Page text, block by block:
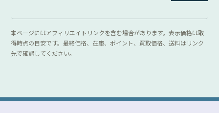
本ページにはアフィリエイトリンクを含む場合があります。表示価格は取
得時点の目安です。最終価格、在庫、ポイント、買取価格、送料はリンク
先で確認してください。